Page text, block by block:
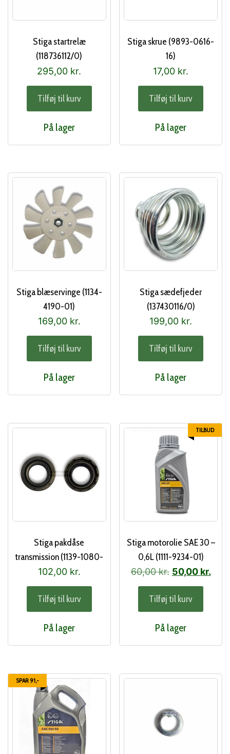
Stiga startrelæ
(118736112/0)
295,00 kr.
Tilføj til kurv
På lager
Stiga skrue (9893-0616-
16)
17,00 kr.
Tilføj til kurv
På lager
Stiga blæservinge (1134-
4190-01)
169,00 kr.
Tilføj til kurv
På lager
Stiga sædefjeder
(137430116/0)
199,00 kr.
Tilføj til kurv
På lager
Stiga pakdåse
transmission (1139-1080-
01)
102,00 kr.
Tilføj til kurv
På lager
TILBUD
Stiga motorolie SAE 30 –
0,6L (1111-9234-01)
60,00kr. Den
oprindelige
pris
var:
60,00 kr..
50,00 kr.Den
Tilføj til kurv
På lager
SPAR 91,-